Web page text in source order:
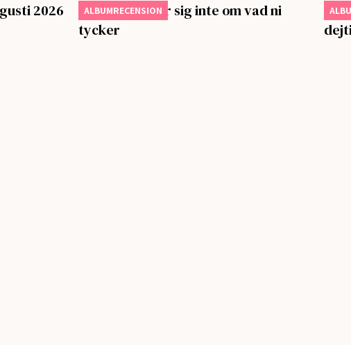
2026 ALBUMRECENSION
Charli xcx bryr sig inte om vad ni
tycker